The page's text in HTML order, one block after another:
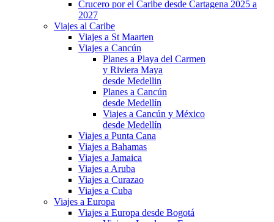
Crucero por el Caribe desde Cartagena 2025 a
2027
Viajes al Caribe
Viajes a St Maarten
Viajes a Cancún
Planes a Playa del Carmen
y Riviera Maya
desde Medellin
Planes a Cancún
desde Medellín
Viajes a Cancún y México
desde Medellín
Viajes a Punta Cana
Viajes a Bahamas
Viajes a Jamaica
Viajes a Aruba
Viajes a Curazao
Viajes a Cuba
Viajes a Europa
Viajes a Europa desde Bogotá